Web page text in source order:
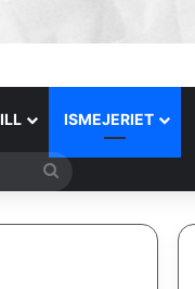
ISMEJERIET
Søg